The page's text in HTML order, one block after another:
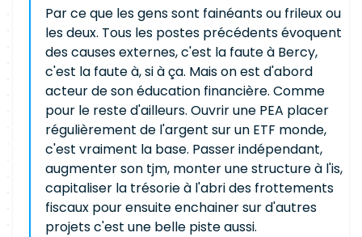
Par ce que les gens sont fainéants ou frileux ou
les deux. Tous les postes précédents évoquent
des causes externes, c'est la faute à Bercy,
c'est la faute à, si à ça. Mais on est d'abord
acteur de son éducation financière. Comme
pour le reste d'ailleurs. Ouvrir une PEA placer
régulièrement de l'argent sur un ETF monde,
c'est vraiment la base. Passer indépendant,
augmenter son tjm, monter une structure à l'is,
capitaliser la trésorie à l'abri des frottements
fiscaux pour ensuite enchainer sur d'autres
projets c'est une belle piste aussi.